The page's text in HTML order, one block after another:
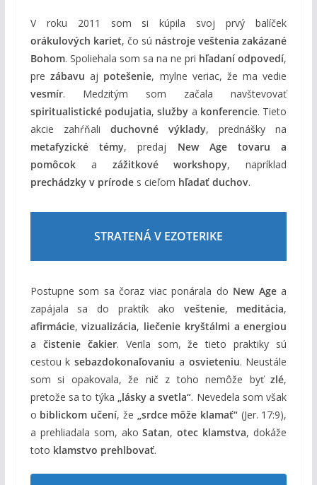
V roku 2011 som si kúpila svoj prvý balíček
orákulových kariet, čo sú nástroje veštenia zakázané
Bohom. Spoliehala som sa na ne pri hľadaní odpovedí,
pre zábavu aj potešenie, mylne veriac, že ma vedie
vesmír. Medzitým som začala navštevovať
spiritualistické podujatia,služby a konferencie. Tieto
akcie zahŕňali duchovné výklady, prednášky na
metafyzické témy, predaj New Age tovaru a
pomôcoka zážitkové workshopy, napríklad
prechádzky v prírodes cieľom hľadať duchov.
STRATENÁ V EZOTERIKE
Postupne som sa čoraz viac ponárala do New Agea
zapájala sa do praktík ako veštenie, meditácia,
afirmácie,vizualizácia, liečenie kryštálmi a energiou
a čistenie čakier. Verila som, že tieto praktiky sú
cestou ksebazdokonaľovaniu a osvieteniu. Neustále
som si opakovala, že nič z toho nemôže byťzlé,
pretože sa to týka „lásky a svetla“. Nevedela som však
o biblickom učení, že „srdce môže klamať“(Jer. 17:9),
a prehliadala som, akoSatan,otec klamstva, dokáže
toto klamstvo prehlbovať.